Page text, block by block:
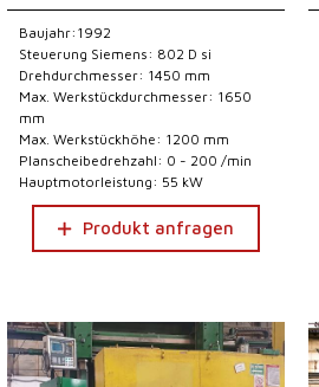
Baujahr:1992
Steuerung Siemens: 802 D si
Drehdurchmesser: 1450 mm
Max. Werkstückdurchmesser: 1650
mm
Max. Werkstückhöhe: 1200 mm
Planscheibedrehzahl: 0 - 200 /min
Hauptmotorleistung: 55 kW
Produkt anfragen